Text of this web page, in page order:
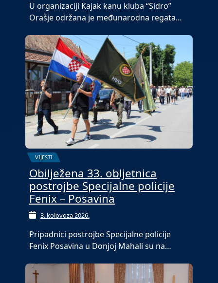
U organizaciji Kajak kanu kluba “Sidro”
Orašje održana je međunarodna regata…
VIJESTI
Obilježena 33. obljetnica
postrojbe Specijalne policije
Fenix – Posavina
3. kolovoza 2026.
Pripadnici postrojbe Specijalne policije
Fenix Posavina u Donjoj Mahali su na…